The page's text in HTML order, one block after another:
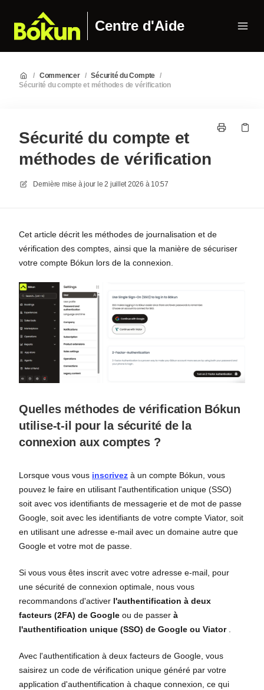
Centre d'Aide
/ Commencer / Sécurité du Compte /
Sécurité du compte et méthodes de vérification
Sécurité du compte et
méthodes de vérification
Dernière mise à jour le 2 juillet 2026 à 10:57
Cet article décrit les méthodes de journalisation et de
vérification des comptes, ainsi que la manière de sécuriser
votre compte Bókun lors de la connexion.
Quelles méthodes de vérification Bókun
utilise-t-il pour la sécurité de la
connexion aux comptes ?
Lorsque vous vous inscrivez à un compte Bókun, vous
pouvez le faire en utilisant l'authentification unique (SSO)
soit avec vos identifiants de messagerie et de mot de passe
Google, soit avec les identifiants de votre compte Viator, soit
en utilisant une adresse e-mail avec un domaine autre que
Google et votre mot de passe.
Si vous vous êtes inscrit avec votre adresse e-mail, pour
une sécurité de connexion optimale, nous vous
recommandons d'activer l'authentification à deux
facteurs (2FA) de Google ou de passer à
l'authentification unique (SSO) de Google ou Viator.
Avec l'authentification à deux facteurs de Google, vous
saisirez un code de vérification unique généré par votre
application d'authentification à chaque connexion, ce qui